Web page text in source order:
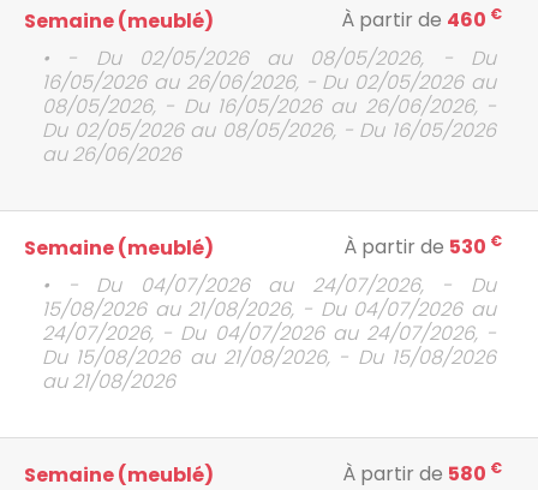
Semaine (meublé) À partir de 460 €
• - Du 02/05/2026 au 08/05/2026, - Du
16/05/2026 au 26/06/2026, - Du 02/05/2026 au
08/05/2026, - Du 16/05/2026 au 26/06/2026, -
Du 02/05/2026 au 08/05/2026, - Du 16/05/2026
au 26/06/2026
Semaine (meublé) À partir de 530 €
• - Du 04/07/2026 au 24/07/2026, - Du
15/08/2026 au 21/08/2026, - Du 04/07/2026 au
24/07/2026, - Du 04/07/2026 au 24/07/2026, -
Du 15/08/2026 au 21/08/2026, - Du 15/08/2026
au 21/08/2026
Semaine (meublé) À partir de 580 €